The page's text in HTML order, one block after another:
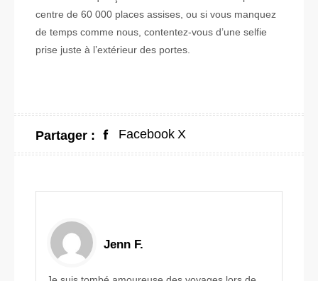
centre de 60 000 places assises, ou si vous manquez
de temps comme nous, contentez-vous d’une selfie
prise juste à l’extérieur des portes.
Partager : Facebook X
Jenn F.